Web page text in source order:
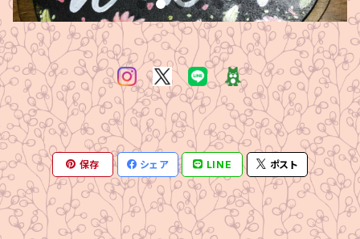
保存 シェア LINE ポスト